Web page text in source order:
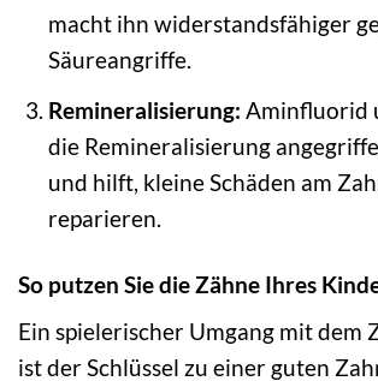
macht ihn widerstandsfähiger
Säureangriffe.
Remineralisierung: Aminfluorid
die Remineralisierung
und hilft, kleine Schäden am
reparieren.
So putzen Sie die Zähne Ihres
Ein spielerischer Umgang mit dem
ist der Schlüssel zu einer guten